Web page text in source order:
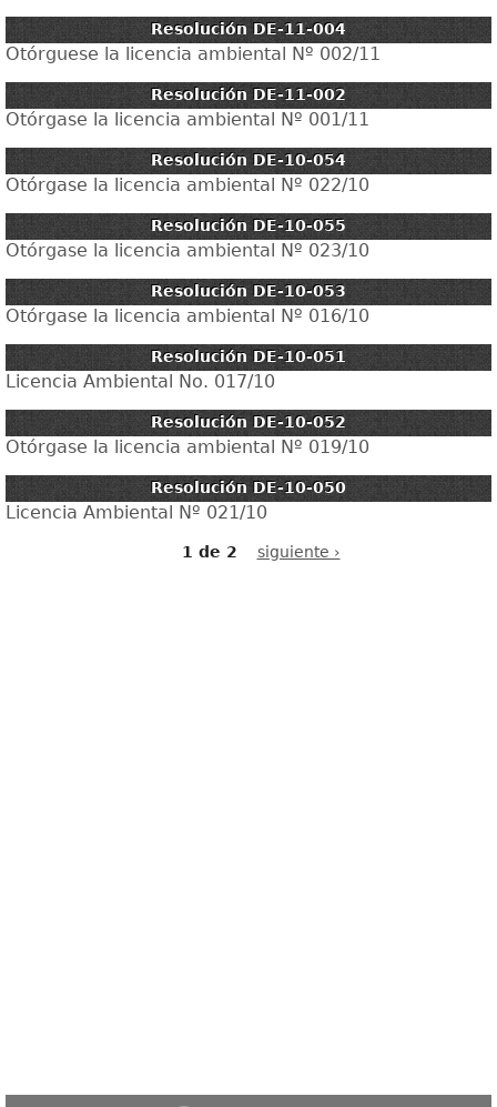
Resolución DE-11-004
Otórguese la licencia ambiental Nº 002/11
Resolución DE-11-002
Otórgase la licencia ambiental Nº 001/11
Resolución DE-10-054
Otórgase la licencia ambiental Nº 022/10
Resolución DE-10-055
Otórgase la licencia ambiental Nº 023/10
Resolución DE-10-053
Otórgase la licencia ambiental Nº 016/10
Resolución DE-10-051
Licencia Ambiental No. 017/10
Resolución DE-10-052
Otórgase la licencia ambiental Nº 019/10
Resolución DE-10-050
Licencia Ambiental Nº 021/10
1 de 2 siguiente ›